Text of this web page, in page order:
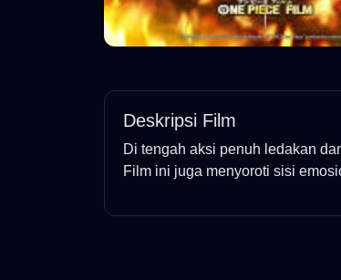
Deskripsi Film
Di tengah aksi penuh ledakan
Film ini juga menyoroti sisi